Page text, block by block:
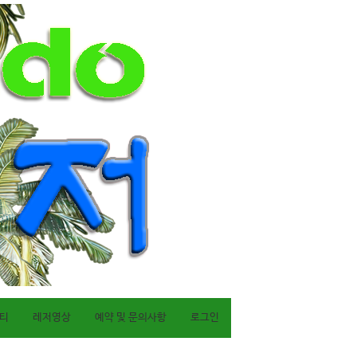
레저영상 예약 및 문의사항 로그인